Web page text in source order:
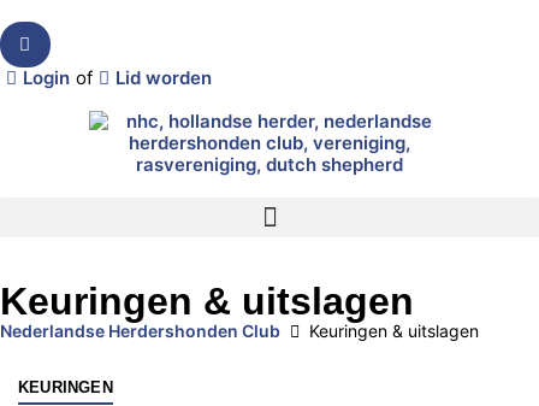
Login of Lid worden
Keuringen & uitslagen
Nederlandse Herdershonden Club Keuringen & uitslagen
KEURINGEN